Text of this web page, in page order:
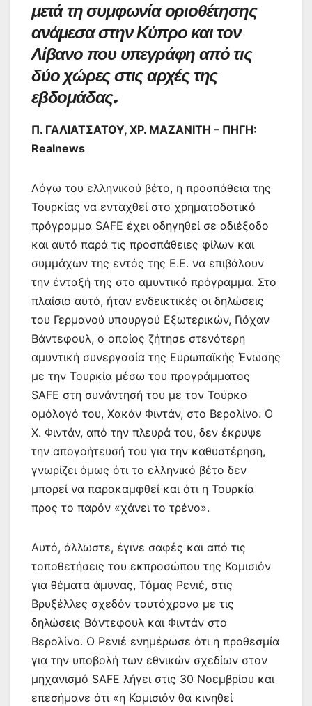
μετά τη συμφωνία οριοθέτησης
ανάμεσα στην Κύπρο και τον
Λίβανο που υπεγράφη από τις
δύο χώρες στις αρχές της
εβδομάδας.
Π. ΓΑΛΙΑΤΣΑΤΟΥ, ΧΡ. ΜΑΖΑΝΙΤΗ – ΠΗΓΗ:
Realnews
Λόγω του ελληνικού βέτο, η προσπάθεια της
Τουρκίας να ενταχθεί στο χρηματοδοτικό
πρόγραμμα SAFE έχει οδηγηθεί σε αδιέξοδο
και αυτό παρά τις προσπάθειες φίλων και
συμμάχων της εντός της Ε.Ε. να επιβάλουν
την ένταξή της στο αμυντικό πρόγραμμα. Στο
πλαίσιο αυτό, ήταν ενδεικτικές οι δηλώσεις
του Γερμανού υπουργού Εξωτερικών, Γιόχαν
Βάντεφουλ, ο οποίος ζήτησε στενότερη
αμυντική συνεργασία της Ευρωπαϊκής Ένωσης
με την Τουρκία μέσω του προγράμματος
SAFE στη συνάντησή του με τον Τούρκο
ομόλογό του, Χακάν Φιντάν, στο Βερολίνο. Ο
Χ. Φιντάν, από την πλευρά του, δεν έκρυψε
την απογοήτευσή του για την καθυστέρηση,
γνωρίζει όμως ότι το ελληνικό βέτο δεν
μπορεί να παρακαμφθεί και ότι η Τουρκία
προς το παρόν «χάνει το τρένο».
Αυτό, άλλωστε, έγινε σαφές και από τις
τοποθετήσεις του εκπροσώπου της Κομισιόν
για θέματα άμυνας, Τόμας Ρενιέ, στις
Βρυξέλλες σχεδόν ταυτόχρονα με τις
δηλώσεις Βάντεφουλ και Φιντάν στο
Βερολίνο. Ο Ρενιέ ενημέρωσε ότι η προθεσμία
για την υποβολή των εθνικών σχεδίων στον
μηχανισμό SAFE λήγει στις 30 Νοεμβρίου και
επεσήμανε ότι «η Κομισιόν θα κινηθεί